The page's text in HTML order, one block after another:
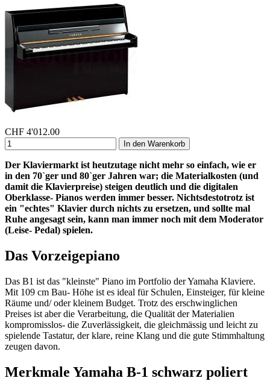
CHF 4'012.00
In den Warenkorb
Der Klaviermarkt ist heutzutage nicht mehr so einfach, wie er
in den 70`ger und 80`ger Jahren war; die Materialkosten (und
damit die Klavierpreise) steigen deutlich und die digitalen
Oberklasse- Pianos werden immer besser. Nichtsdestotrotz ist
ein "echtes" Klavier durch nichts zu ersetzen, und sollte mal
Ruhe angesagt sein, kann man immer noch mit dem Moderator
(Leise- Pedal) spielen.
Das Vorzeigepiano
Das B1 ist das "kleinste" Piano im Portfolio der Yamaha Klaviere.
Mit 109 cm Bau- Höhe ist es ideal für Schulen, Einsteiger, für kleine
Räume und/ oder kleinem Budget. Trotz des erschwinglichen
Preises ist aber die Verarbeitung, die Qualität der Materialien
kompromisslos- die Zuverlässigkeit, die gleichmässig und leicht zu
spielende Tastatur, der klare, reine Klang und die gute Stimmhaltung
zeugen davon.
Merkmale Yamaha B-1 schwarz poliert